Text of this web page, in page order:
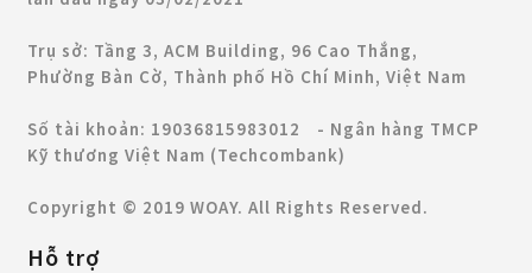
Trụ sở: Tầng 3, ACM Building, 96 Cao Thắng,
Phường Bàn Cờ, Thành phố Hồ Chí Minh, Việt Nam
Số tài khoản: 19036815983012 - Ngân hàng TMCP
Kỹ thương Việt Nam (Techcombank)
Copyright © 2019 WOAY. All Rights Reserved.
Hỗ trợ